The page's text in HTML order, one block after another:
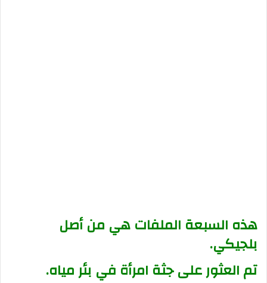
هذه السبعة الملفات هي من أصل
بلجيكي.
تم العثور على جثة امرأة في بئر مياه.